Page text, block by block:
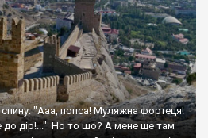
"Ааа, попса! Муляжна фортеця!
до дір!..." Но то шо? А мене ще там